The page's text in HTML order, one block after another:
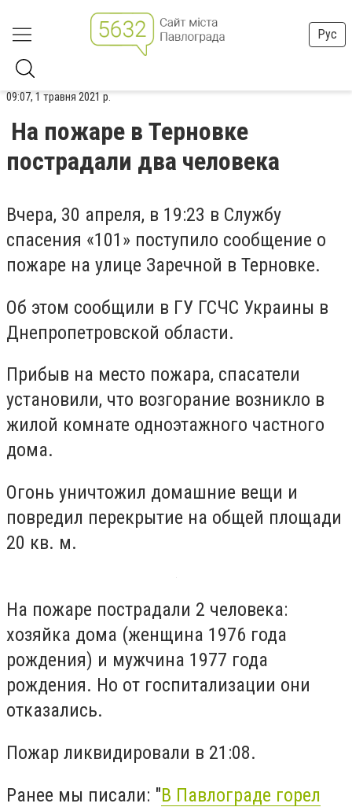
Рус
09:07, 1 травня 2021 р.
На пожаре в Терновке
пострадали два человека
Вчера, 30 апреля, в 19:23 в Службу
спасения «101» поступило сообщение о
пожаре на улице Заречной в Терновке.
Об этом сообщили в ГУ ГСЧС Украины в
Днепропетровской области.
Прибыв на место пожара, спасатели
установили, что возгорание возникло в
жилой комнате одноэтажного частного
дома.
Огонь уничтожил домашние вещи и
повредил перекрытие на общей площади
20 кв. м.
На пожаре пострадали 2 человека:
хозяйка дома (женщина 1976 года
рождения) и мужчина 1977 года
рождения. Но от госпитализации они
отказались.
Пожар ликвидировали в 21:08.
Ранее мы писали: "В Павлограде горел